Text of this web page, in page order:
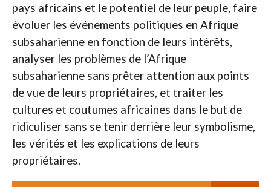
pays africains et le potentiel de leur peuple, faire
évoluer les événements politiques en Afrique
subsaharienne en fonction de leurs intérêts,
analyser les problèmes de l’Afrique
subsaharienne sans prêter attention aux points
de vue de leurs propriétaires, et traiter les
cultures et coutumes africaines dans le but de
ridiculiser sans se tenir derrière leur symbolisme,
les vérités et les explications de leurs
propriétaires.